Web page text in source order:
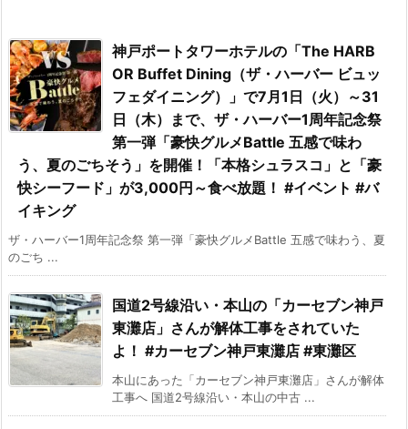
神戸ポートタワーホテルの「The HARB
OR Buffet Dining（ザ・ハーバー ビュッ
フェダイニング）」で7月1日（火）～31
日（木）まで、ザ・ハーバー1周年記念祭
第一弾「豪快グルメBattle 五感で味わ
う、夏のごちそう」を開催！「本格シュラスコ」と「豪
快シーフード」が3,000円～食べ放題！ #イベント #バ
イキング
ザ・ハーバー1周年記念祭 第一弾「豪快グルメBattle 五感で味わう、夏
のごち ...
国道2号線沿い・本山の「カーセブン神戸
東灘店」さんが解体工事をされていた
よ！ #カーセブン神戸東灘店 #東灘区
本山にあった「カーセブン神戸東灘店」さんが解体
工事へ 国道2号線沿い・本山の中古 ...